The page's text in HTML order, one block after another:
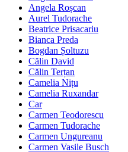
Angela Roșcan
Aurel Tudorache
Beatrice Prisacariu
Bianca Preda
Bogdan Șoltuzu
Călin David
Călin Terțan
Camelia Nițu
Camelia Ruxandar
Car
Carmen Teodorescu
Carmen Tudorache
Carmen Ungureanu
Carmen Vasile Busch